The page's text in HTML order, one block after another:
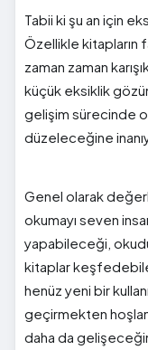
Tabii ki şu an için
Özellikle kitapların
zaman zaman
küçük eksiklik
gelişim sürecinde
düzeleceğine
Genel olarak
okumayı seven
yapabileceği,
kitaplar
henüz yeni bir
geçirmekten
daha da